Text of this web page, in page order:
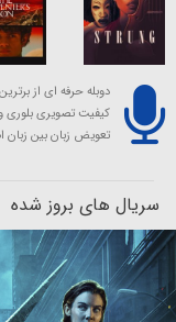
دوبله حرفه ای از
کیفیت تصویری بلوری
تعویض زبان بین زبان
سریال های بروز شده